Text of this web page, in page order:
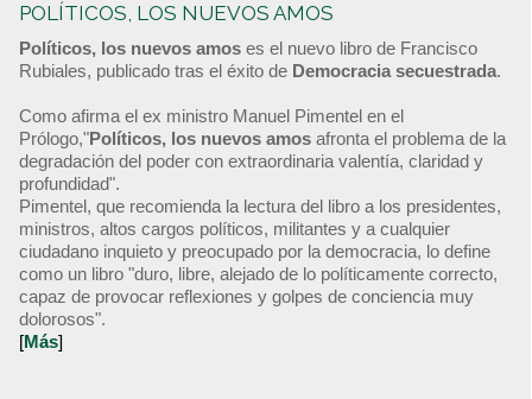
POLÍTICOS, LOS NUEVOS AMOS
Políticos, los nuevos amos es el nuevo libro de Francisco
Rubiales, publicado tras el éxito de Democracia secuestrada.
Como afirma el ex ministro Manuel Pimentel en el
Prólogo,"Políticos, los nuevos amos afronta el problema de la
degradación del poder con extraordinaria valentía, claridad y
profundidad".
Pimentel, que recomienda la lectura del libro a los presidentes,
ministros, altos cargos políticos, militantes y a cualquier
ciudadano inquieto y preocupado por la democracia, lo define
como un libro "duro, libre, alejado de lo políticamente correcto,
capaz de provocar reflexiones y golpes de conciencia muy
dolorosos".
[Más]